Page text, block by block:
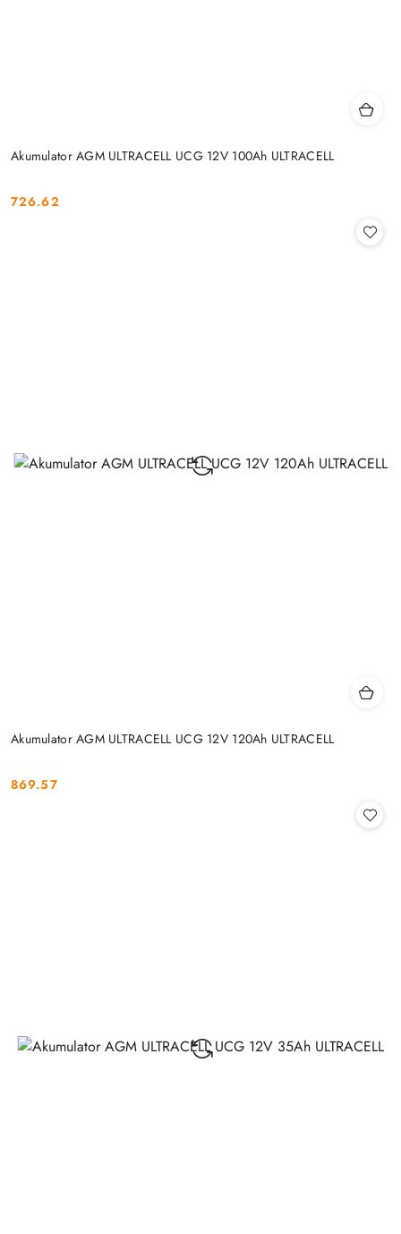
Akumulator AGM ULTRACELL UCG 12V 100Ah ULTRACELL
Cena:
726.62
Akumulator AGM ULTRACELL UCG 12V 120Ah ULTRACELL
Cena:
869.57